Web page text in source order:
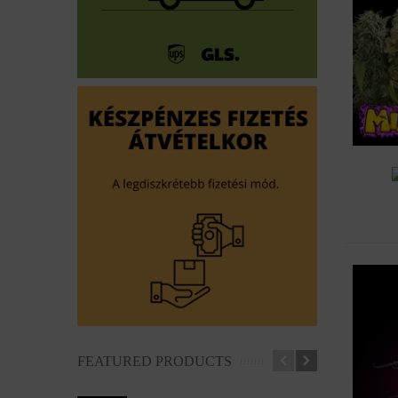
FEATURED PRODUCTS